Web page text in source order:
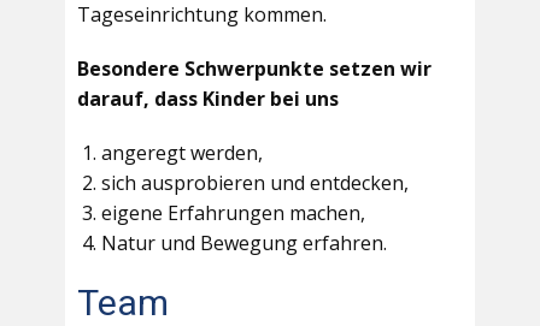
Tageseinrichtung kommen.
Besondere Schwerpunkte setzen wir
darauf, dass Kinder bei uns
angeregt werden,
sich ausprobieren und entdecken,
eigene Erfahrungen machen,
Natur und Bewegung erfahren.
Team